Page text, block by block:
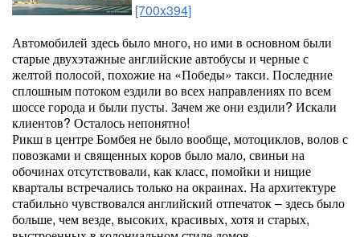
[700x394]
Автомобилей здесь было много, но ими в основном были
старые двухэтажные английские автобусы и черные с
желтой полосой, похожие на «Победы» такси. Последние
сплошным потоком ездили во всех направлениях по всем
шоссе города и были пусты. Зачем же они ездили? Искали
клиентов? Осталось непонятно!
Рикш в центре Бомбея не было вообще, мотоциклов, волов с
повозками и священных коров было мало, свиньи на
обочинах отсутствовали, как класс, помойки и нищие
кварталы встречались только на окраинах. На архитектуре
стабильно чувствовался английский отпечаток – здесь было
больше, чем везде, высоких, красивых, хотя и старых,